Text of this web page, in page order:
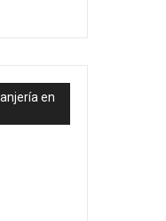
en